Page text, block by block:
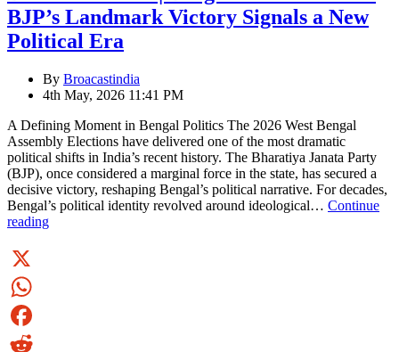
সূচনা
BJP’s Landmark Victory Signals a New
Political Era
By Broacastindia
4th May, 2026 11:41 PM
A Defining Moment in Bengal Politics The 2026 West Bengal
Assembly Elections have delivered one of the most dramatic
political shifts in India’s recent history. The Bharatiya Janata Party
(BJP), once considered a marginal force in the state, has secured a
decisive victory, reshaping Bengal’s political narrative. For decades,
Bengal’s political identity revolved around ideological… Continue
readingBroadcast
X
WhatsApp
Facebook